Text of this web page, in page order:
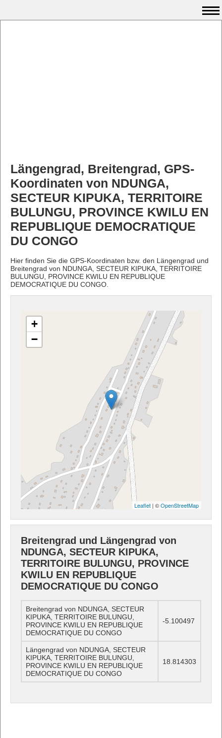
Längengrad, Breitengrad, GPS-
Koordinaten von NDUNGA,
SECTEUR KIPUKA, TERRITOIRE
BULUNGU, PROVINCE KWILU EN
REPUBLIQUE DEMOCRATIQUE
DU CONGO
Hier finden Sie die GPS-Koordinaten bzw. den Längengrad und
Breitengrad von NDUNGA, SECTEUR KIPUKA, TERRITOIRE
BULUNGU, PROVINCE KWILU EN REPUBLIQUE
DEMOCRATIQUE DU CONGO.
+
−
Leaflet | ©OpenStreetMap
Breitengrad und Längengrad von
NDUNGA, SECTEUR KIPUKA,
TERRITOIRE BULUNGU, PROVINCE
KWILU EN REPUBLIQUE
DEMOCRATIQUE DU CONGO
Breitengrad von NDUNGA, SECTEUR
KIPUKA, TERRITOIRE BULUNGU,
PROVINCE KWILU EN REPUBLIQUE
DEMOCRATIQUE DU CONGO
-5.100497
Längengrad von NDUNGA, SECTEUR
KIPUKA, TERRITOIRE BULUNGU,
PROVINCE KWILU EN REPUBLIQUE
DEMOCRATIQUE DU CONGO
18.814303